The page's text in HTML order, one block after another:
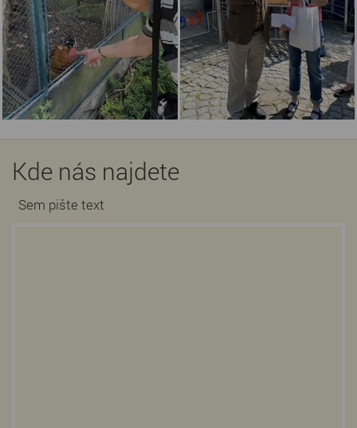
Kde nás najdete
Sem pište text